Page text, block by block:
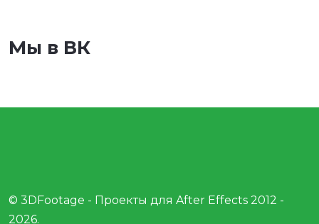
Мы в ВК
© 3DFootage - Проекты для After Effects 2012 -
2026.